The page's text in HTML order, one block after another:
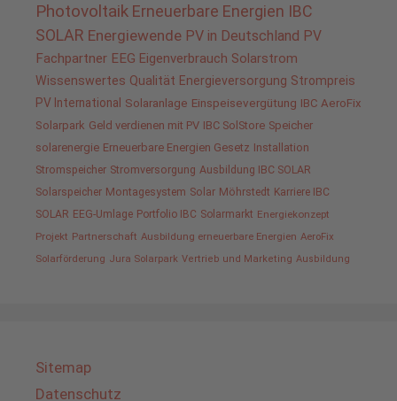
Photovoltaik Erneuerbare Energien IBC
SOLAR Energiewende PV in Deutschland PV
Fachpartner EEG Eigenverbrauch Solarstrom
Wissenswertes Qualität Energieversorgung Strompreis
PV International Solaranlage Einspeisevergütung IBC AeroFix
Solarpark Geld verdienen mit PV IBC SolStore Speicher
solarenergie Erneuerbare Energien Gesetz Installation
Stromspeicher Stromversorgung Ausbildung IBC SOLAR
Solarspeicher Montagesystem Solar Möhrstedt Karriere IBC
SOLAR EEG-Umlage Portfolio IBC Solarmarkt Energiekonzept
Projekt Partnerschaft Ausbildung erneuerbare Energien AeroFix
Solarförderung Jura Solarpark Vertrieb und Marketing Ausbildung
Sitemap
Datenschutz